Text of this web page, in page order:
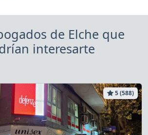
de Elche que
interesarte
5 (588)